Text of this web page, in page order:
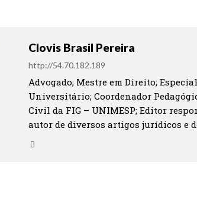
Clovis Brasil Pereira
http://54.70.182.189
Advogado; Mestre em Direito;
Universitário; Coordenador
Civil da FIG – UNIMESP; Editor
autor de diversos artigos jurídicos e